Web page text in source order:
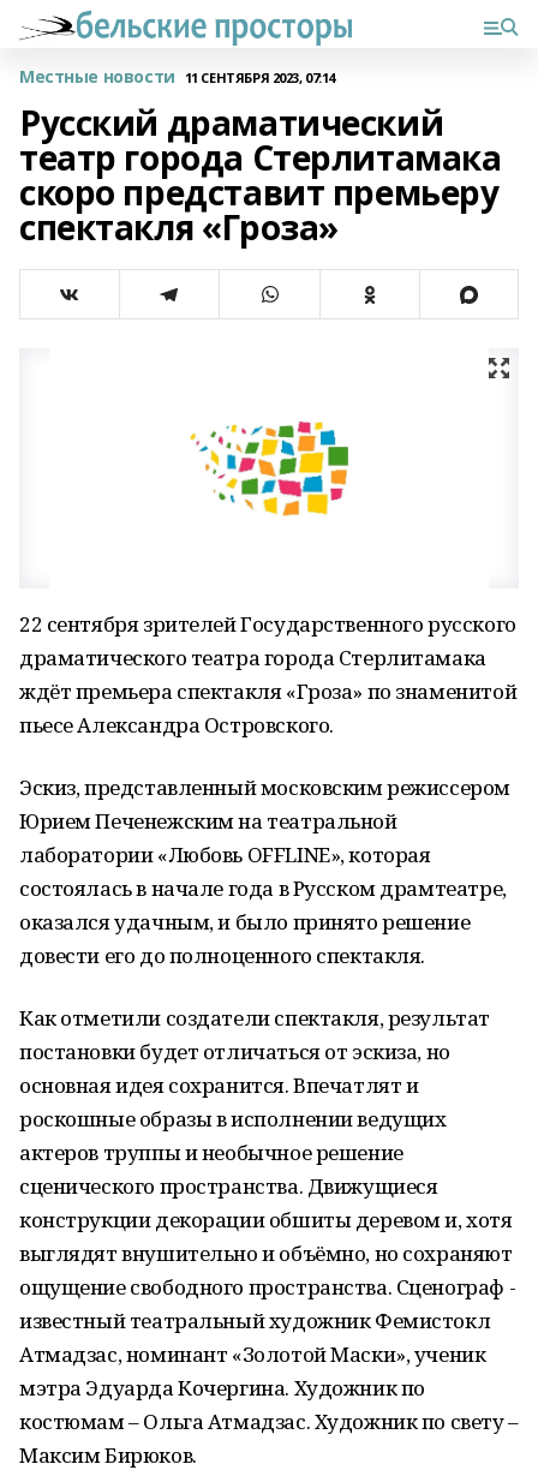
Местные новости 11 СЕНТЯБРЯ 2023, 07:14
Русский драматический
театр города Стерлитамака
скоро представит премьеру
спектакля «Гроза»
22 сентября зрителей Государственного русского
драматического театра города Стерлитамака
ждёт премьера спектакля «Гроза» по знаменитой
пьесе Александра Островского.
Эскиз, представленный московским режиссером
Юрием Печенежским на театральной
лаборатории «Любовь OFFLINE», которая
состоялась в начале года в Русском драмтеатре,
оказался удачным, и было принято решение
довести его до полноценного спектакля.
Как отметили создатели спектакля, результат
постановки будет отличаться от эскиза, но
основная идея сохранится. Впечатлят и
роскошные образы в исполнении ведущих
актеров труппы и необычное решение
сценического пространства. Движущиеся
конструкции декорации обшиты деревом и, хотя
выглядят внушительно и объёмно, но сохраняют
ощущение свободного пространства. Сценограф -
известный театральный художник Фемистокл
Атмадзас, номинант «Золотой Маски», ученик
мэтра Эдуарда Кочергина. Художник по
костюмам – Ольга Атмадзас. Художник по свету –
Максим Бирюков.